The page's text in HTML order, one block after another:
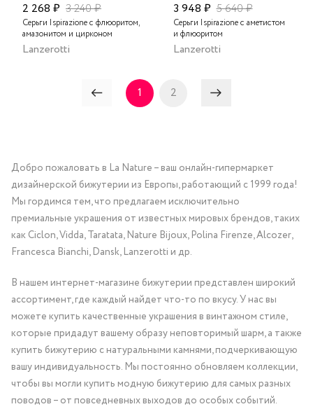
2 268 ₽ 3 240 ₽
Серьги Ispirazione с флюоритом,
амазонитом и цирконом
Lanzerotti
3 948 ₽ 5 640 ₽
Серьги Ispirazione с аметистом
и флюоритом
Lanzerotti
1 2
Добро пожаловать в La Nature – ваш онлайн-гипермаркет
дизайнерской бижутерии из Европы, работающий с 1999 года!
Мы гордимся тем, что предлагаем исключительно
премиальные украшения от известных мировых брендов, таких
как Ciclon, Vidda, Taratata, Nature Bijoux, Polina Firenze, Alcozer,
Francesca Bianchi, Dansk, Lanzerotti и др.
В нашем интернет-магазине бижутерии представлен широкий
ассортимент, где каждый найдет что-то по вкусу. У нас вы
можете купить качественные украшения в винтажном стиле,
которые придадут вашему образу неповторимый шарм, а также
купить бижутерию с натуральными камнями, подчеркивающую
вашу индивидуальность. Мы постоянно обновляем коллекции,
чтобы вы могли купить модную бижутерию для самых разных
поводов – от повседневных выходов до особых событий.